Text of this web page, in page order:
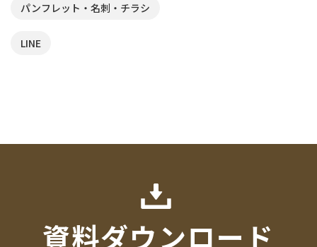
パンフレット・名刺・チラシ
LINE
資料ダウンロード